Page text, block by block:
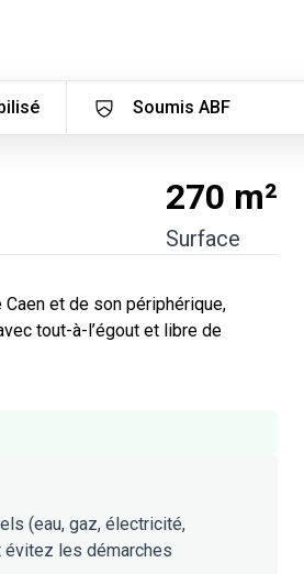
Soumis ABF
270 m²
Surface
et de son périphérique,
tout-à-l’égout et libre de
(eau, gaz, électricité,
évitez les démarches